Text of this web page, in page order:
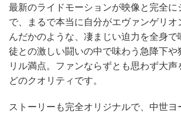
最新のライドモーションが映像と完全に
で、まるで本当に自分がエヴァンゲリオ
んだかのような、凄まじい迫力を全身
徒との激しい闘いの中で味わう急降下や
リル満点。ファンならずとも思わず大声
どのクオリティです。
ストーリーも完全オリジナルで、中世